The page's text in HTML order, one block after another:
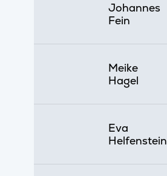
Johannes
Fein
Meike
Hagel
Eva
Helfenstein